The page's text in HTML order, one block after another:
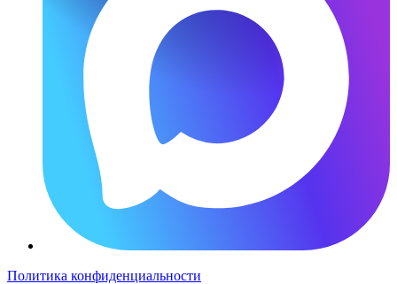
Политика конфиденциальности